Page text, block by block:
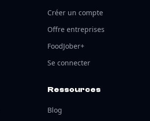
Créer un compte
Offre entreprises
FoodJober+
Se connecter
Ressources
Blog